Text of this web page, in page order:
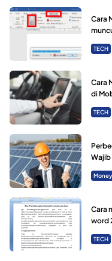
Cara
TECH
Cara
di
TECH
Wajib
Money
Cara
word
TECH